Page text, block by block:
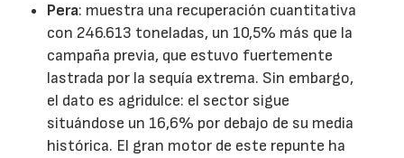
Pera: muestra una recuperación cuantitativa
con 246.613 toneladas, un 10,5% más que la
campaña previa, que estuvo fuertemente
lastrada por la sequía extrema. Sin embargo,
el dato es agridulce: el sector sigue
situándose un 16,6% por debajo de su media
histórica. El gran motor de este repunte ha